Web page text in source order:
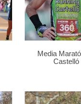
Media
Castelló